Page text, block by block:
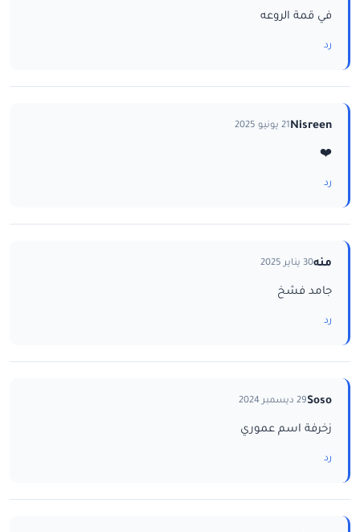
في قمة الروعه
رد
Nisreen21 يونيو 2025
❤️
رد
منه30 يناير 2025
جامد فشخ
رد
Soso29 ديسمبر 2024
زخرفة اسم عموري
رد